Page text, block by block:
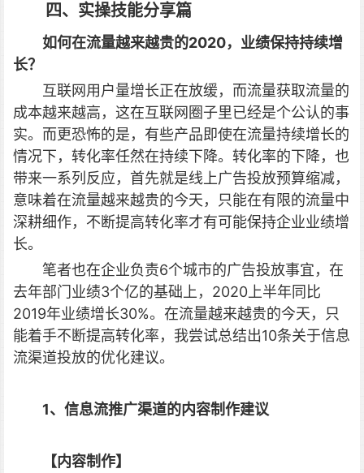
四、实操技能分享篇
如何在流量越来越贵的2020，业绩保持持续增
长？
互联网用户量增长正在放缓，而流量获取流量的
成本越来越高，这在互联网圈子里已经是个公认的事
实。而更恐怖的是，有些产品即使在流量持续增长的
情况下，转化率任然在持续下降。转化率的下降，也
带来一系列反应，首先就是线上广告投放预算缩减，
意味着在流量越来越贵的今天，只能在有限的流量中
深耕细作，不断提高转化率才有可能保持企业业绩增
长。
笔者也在企业负责6个城市的广告投放事宜，在
去年部门业绩3个亿的基础上，2020上半年同比
2019年业绩增长30%。在流量越来越贵的今天，只
能着手不断提高转化率，我尝试总结出10条关于信息
流渠道投放的优化建议。
1、信息流推广渠道的内容制作建议
【内容制作】